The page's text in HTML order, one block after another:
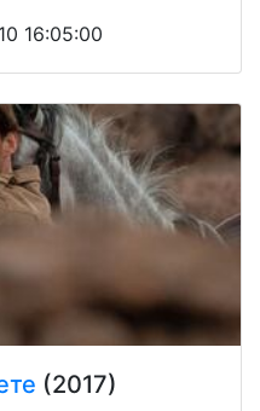
16:05:00
(2017)